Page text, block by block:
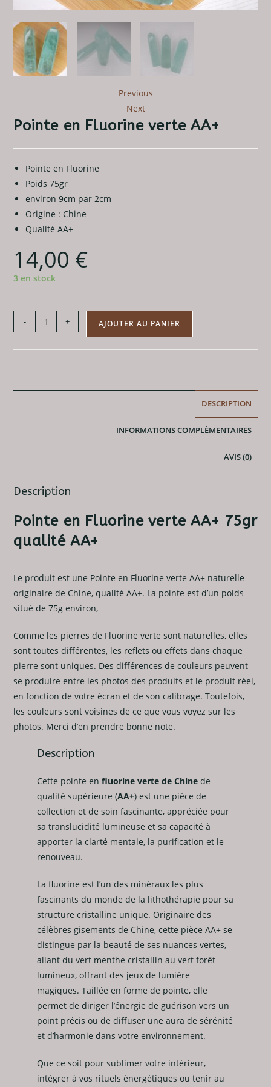
Previous
Next
Pointe en Fluorine verte AA+
Pointe en Fluorine
Poids 75gr
environ 9cm par 2cm
Origine : Chine
Qualité AA+
14,00 €
3 en stock
quantité
de
Pointe
verte
- + AJOUTER AU PANIER
DESCRIPTION
INFORMATIONS COMPLÉMENTAIRES
AVIS (0)
Description
Pointe en Fluorine verte AA+ 75gr
qualité AA+
Le produit est une Pointe en Fluorine verte AA+ naturelle
originaire de Chine, qualité AA+. La pointe est d’un poids
situé de 75g environ,
Comme les pierres de Fluorine verte sont naturelles, elles
sont toutes différentes, les reflets ou effets dans chaque
pierre sont uniques. Des différences de couleurs peuvent
se produire entre les photos des produits et le produit réel,
en fonction de votre écran et de son calibrage. Toutefois,
les couleurs sont voisines de ce que vous voyez sur les
photos. Merci d’en prendre bonne note.
Description
Cette pointe en fluorine verte de Chinede
qualité supérieure (AA+) est une pièce de
collection et de soin fascinante, appréciée pour
sa translucidité lumineuse et sa capacité à
apporter la clarté mentale, la purification et le
renouveau.
La fluorine est l’un des minéraux les plus
fascinants du monde de la lithothérapie pour sa
structure cristalline unique. Originaire des
célèbres gisements de Chine, cette pièce AA+ se
distingue par la beauté de ses nuances vertes,
allant du vert menthe cristallin au vert forêt
lumineux, offrant des jeux de lumière
magiques. Taillée en forme de pointe, elle
permet de diriger l’énergie de guérison vers un
point précis ou de diffuser une aura de sérénité
et d’harmonie dans votre environnement.
Que ce soit pour sublimer votre intérieur,
intégrer à vos rituels énergétiques ou tenir au